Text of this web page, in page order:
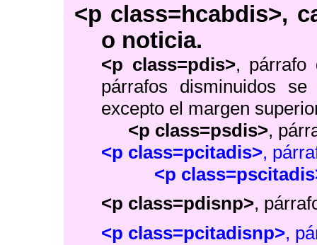
<p class=hcabdis>,
o noticia.
<p class=pdis>, párrafo
párrafos disminuidos
excepto el margen
<p class=psdis>,
<p class=pcitadis>,
<p
<p class=pdisnp>,
<p class=pcitadisnp>,